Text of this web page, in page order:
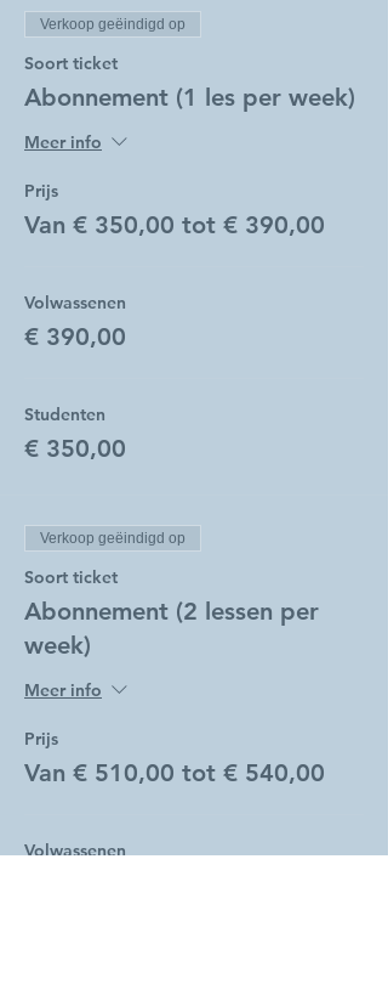
Verkoop geëindigd op
Soort ticket
Abonnement (1 les per week)
Meer info
Prijs
Van € 350,00 tot € 390,00
Volwassenen
€ 390,00
Studenten
€ 350,00
Verkoop geëindigd op
Soort ticket
Abonnement (2 lessen per
week)
Meer info
Prijs
Van € 510,00 tot € 540,00
Volwassenen